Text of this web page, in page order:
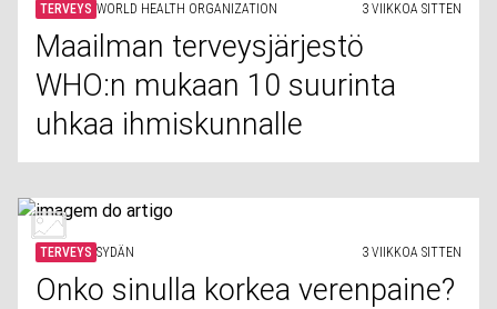
TERVEYS WORLD HEALTH ORGANIZATION 3 VIIKKOA SITTEN
Maailman terveysjärjestö
WHO:n mukaan 10 suurinta
uhkaa ihmiskunnalle
TERVEYS SYDÄN 3 VIIKKOA SITTEN
Onko sinulla korkea verenpaine?